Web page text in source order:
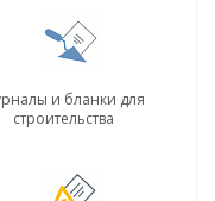
и бланки для
строительства